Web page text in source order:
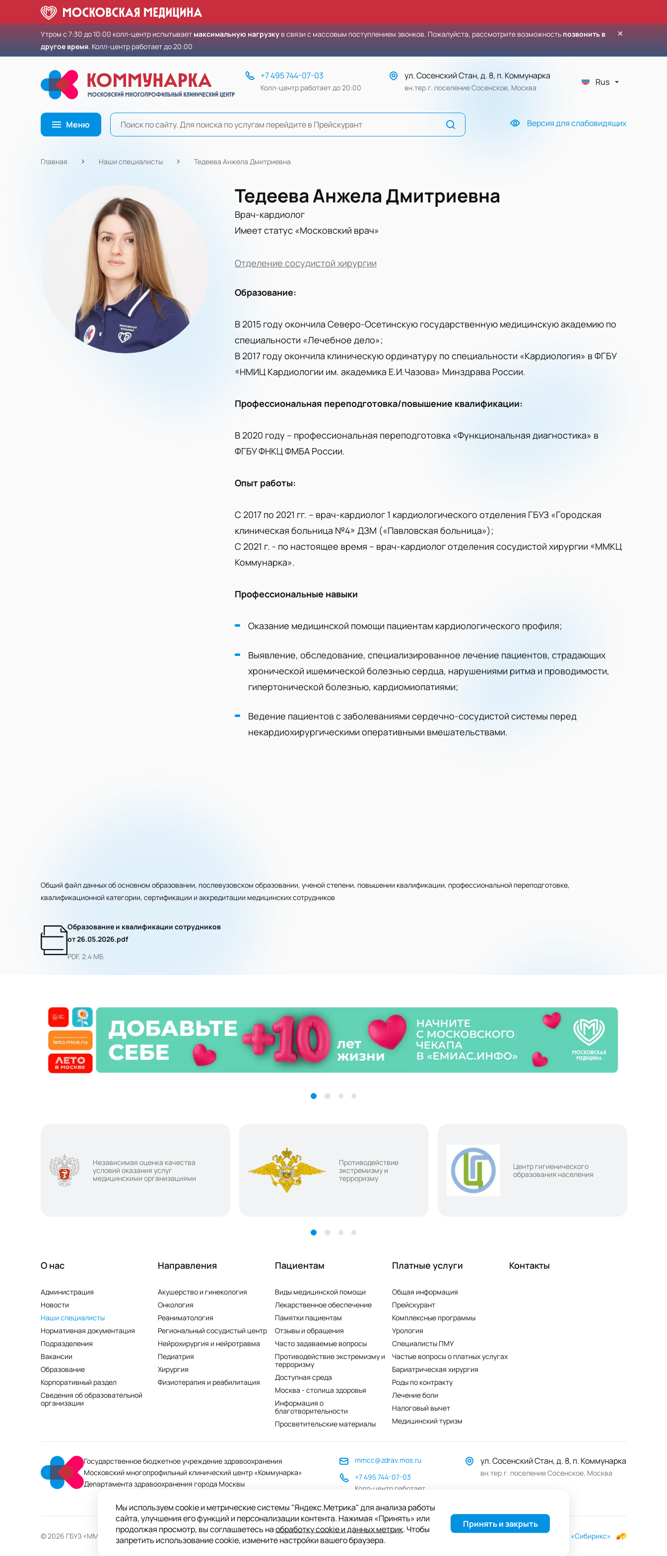
Утром с 7:30 до 10:00 колл-центр испытывает максимальную нагрузку в связи с массовым поступлением звонков. Пожалуйста, рассмотрите возможность позвонить в
другое время. Колл-центр работает до 20:00
×
+7 495 744-07-03
Колл-центр работает до 20:00
ул. Сосенский Стан, д. 8, п. Коммунарка
вн.тер.г. поселение Сосенское, Москва
Rus
Меню Версия для слабовидящих
Главная Наши специалисты Тедеева Анжела Дмитриевна
Тедеева Анжела Дмитриевна
Врач-кардиолог
Имеет статус «Московский врач»
Отделение сосудистой хирургии
Образование:
В 2015 году окончила Северо-Осетинскую государственную медицинскую академию по
специальности «Лечебное дело»;
В 2017 году окончила клиническую ординатуру по специальности «Кардиология» в ФГБУ
«НМИЦ Кардиологии им. академика Е.И.Чазова» Минздрава России.
Профессиональная переподготовка/повышение квалификации:
В 2020 году – профессиональная переподготовка «Функциональная диагностика» в
ФГБУ ФНКЦ ФМБА России.
Опыт работы:
С 2017 по 2021 гг. – врач-кардиолог 1 кардиологического отделения ГБУЗ «Городская
клиническая больница №4» ДЗМ («Павловская больница»);
С 2021 г. - по настоящее время – врач-кардиолог отделения сосудистой хирургии «ММКЦ
Коммунарка».
Профессиональные навыки
Оказание медицинской помощи пациентам кардиологического профиля;
Выявление, обследование, специализированное лечение пациентов, страдающих
хронической ишемической болезнью сердца, нарушениями ритма и проводимости,
гипертонической болезнью, кардиомиопатиями;
Ведение пациентов с заболеваниями сердечно-сосудистой системы перед
некардиохирургическими оперативными вмешательствами.
Общий файл данных об основном образовании, послевузовском образовании, ученой степени, повышении квалификации, профессиональной переподготовке,
квалификационной категории, сертификации и аккредитации медицинских сотрудников
Образование и квалификации сотрудников
от 26.05.2026.pdf
PDF, 2.4 МБ
Независимая оценка качества
условий оказания услуг
медицинскими организациями
Противодействие
экстремизму и
терроризму
Центр гигиенического
образования населения
О нас
Администрация
Новости
Наши специалисты
Нормативная документация
Подразделения
Вакансии
Образование
Корпоративный раздел
Сведения об образовательной
организации
Направления
Акушерство и гинекология
Онкология
Реаниматология
Региональный сосудистый центр
Нейрохирургия и нейротравма
Педиатрия
Хирургия
Физиотерапия и реабилитация
Пациентам
Виды медицинской помощи
Лекарственное обеспечение
Памятки пациентам
Отзывы и обращения
Часто задаваемые вопросы
Противодействие экстремизму и
терроризму
Доступная среда
Москва - столица здоровья
Информация о
благотворительности
Просветительские материалы
Платные услуги
Общая информация
Прейскурант
Комплексные программы
Урология
Специалисты ПМУ
Частые вопросы о платных услугах
Бариатрическая хирургия
Роды по контракту
Лечение боли
Налоговый вычет
Медицинский туризм
Контакты
Государственное бюджетное учреждение здравоохранения
Московский многопрофильный клинический центр «Коммунарка»
Департамента здравоохранения города Москвы
mmcc@zdrav.mos.ru
+7 495 744-07-03
Колл-центр работает
ул. Сосенский Стан, д. 8, п. Коммунарка
вн.тер.г. поселение Сосенское, Москва
© 2026 ГБУЗ «ММКЦ «Коммунарка» ДЗМ» Пользовательское соглашение Политика обработки персональных данных Разработка сайта —студия «Сибирикс»
Мы используем cookie и метрические системы "Яндекс.Метрика" для анализа работы
сайта, улучшения его функций и персонализации контента. Нажимая «Принять» или
продолжая просмотр, вы соглашаетесь наобработку cookie и данных метрик. Чтобы
запретить использование cookie, измените настройки вашего браузера.
Принять и закрыть